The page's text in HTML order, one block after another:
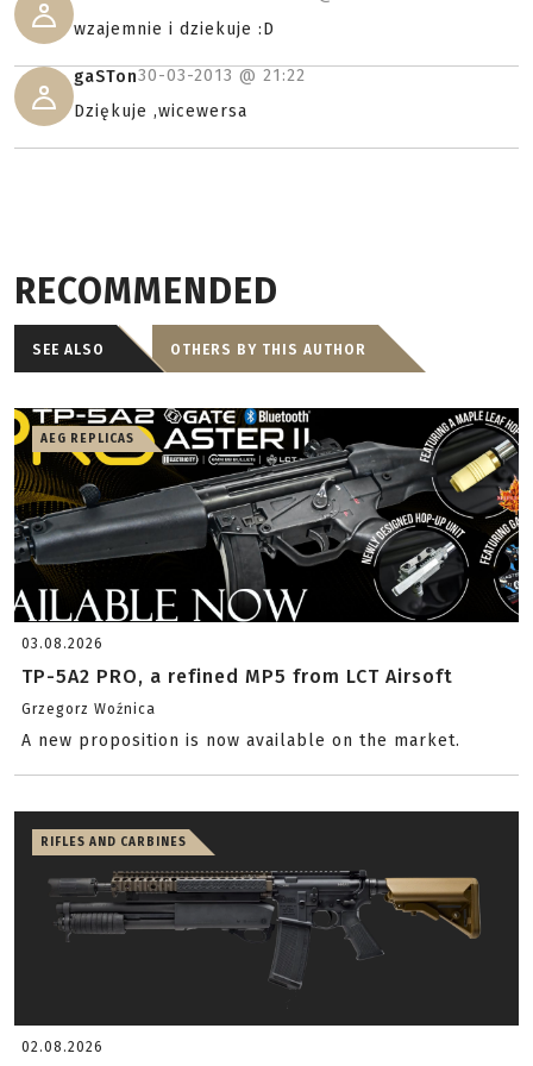
wzajemnie i dziekuje :D
gaSTon30-03-2013 @ 21:22
Dziękuje ,wicewersa
RECOMMENDED
SEE ALSO OTHERS BY THIS AUTHOR
AEG REPLICAS
03.08.2026
TP-5A2 PRO, a refined MP5 from LCT Airsoft
Grzegorz Woźnica
A new proposition is now available on the market.
RIFLES AND CARBINES
02.08.2026